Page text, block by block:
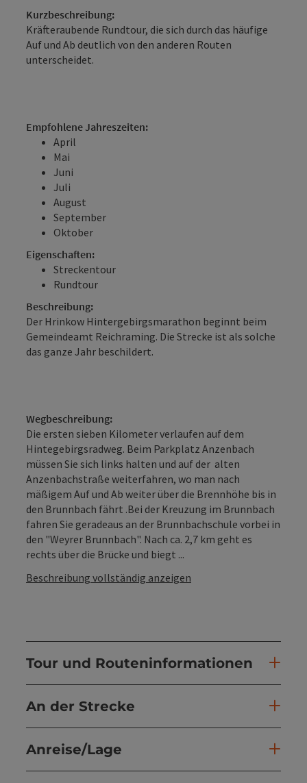
Kurzbeschreibung:
Kräfteraubende Rundtour, die sich durch das häufige
Auf und Ab deutlich von den anderen Routen
unterscheidet.
Empfohlene Jahreszeiten:
April
Mai
Juni
Juli
August
September
Oktober
Eigenschaften:
Streckentour
Rundtour
Beschreibung:
Der Hrinkow Hintergebirgsmarathon beginnt beim
Gemeindeamt Reichraming. Die Strecke ist als solche
das ganze Jahr beschildert.
Wegbeschreibung:
Die ersten sieben Kilometer verlaufen auf dem
Hintegebirgsradweg. Beim Parkplatz Anzenbach
müssen Sie sich links halten und auf der alten
Anzenbachstraße weiterfahren, wo man nach
mäßigem Auf und Ab weiter über die Brennhöhe bis in
den Brunnbach fährt .Bei der Kreuzung im Brunnbach
fahren Sie geradeaus an der Brunnbachschule vorbei in
den "Weyrer Brunnbach". Nach ca. 2,7 km geht es
rechts über die Brücke und biegt ...
Beschreibung vollständig anzeigen
Tour und Routeninformationen
An der Strecke
Anreise/Lage